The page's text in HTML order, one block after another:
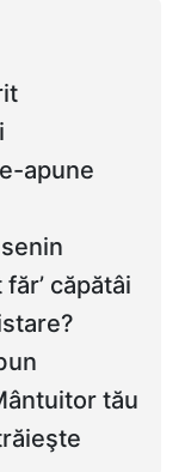
apune
căpătâi
tău